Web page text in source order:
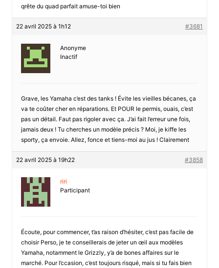
qrête du quad parfait amuse-toi bien
22 avril 2025 à 1h12 #3681
Anonyme
Inactif
Grave, les Yamaha c’est des tanks ! Évite les vieilles bécanes, ça
va te coûter cher en réparations. Et POUR le permis, ouais, c’est
pas un détail. Faut pas rigoler avec ça. J’ai fait l’erreur une fois,
jamais deux ! Tu cherches un modèle précis ? Moi, je kiffe les
sporty, ça envoie. Allez, fonce et tiens-moi au jus ! Clairement
22 avril 2025 à 19h22 #3858
riri
Participant
Écoute, pour commencer, t’as raison d’hésiter, c’est pas facile de
choisir Perso, je te conseillerais de jeter un œil aux modèles
Yamaha, notamment le Grizzly, y’a de bones affaires sur le
marché. Pour l’ccasion, c’est toujours risqué, mais si tu fais bien